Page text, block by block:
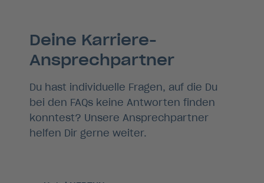
Deine Karriere-
Ansprechpartner
Du hast individuelle Fragen, auf die Du
bei den FAQs keine Antworten finden
konntest? Unsere Ansprechpartner
helfen Dir gerne weiter.